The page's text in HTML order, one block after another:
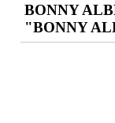
BONNY
"BONNY